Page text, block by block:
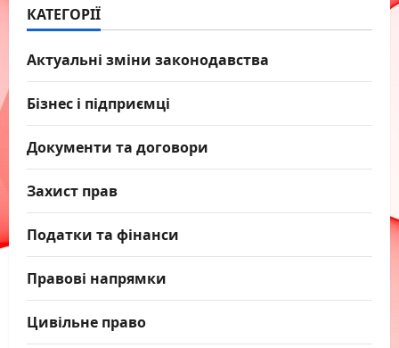
КАТЕГОРІЇ
Актуальні зміни законодавства
Бізнес і підприємці
Документи та договори
Захист прав
Податки та фінанси
Правові напрямки
Цивільне право